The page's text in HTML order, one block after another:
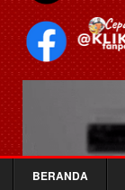
BERANDA